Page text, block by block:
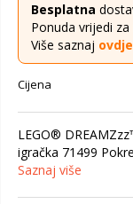
Besplatna
Ponuda vrijedi
Više saznaj ovdje
Cijena
LEGO®
igračka 71499
Saznaj više